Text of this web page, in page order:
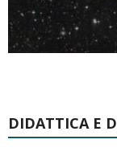
DIDATTICA E